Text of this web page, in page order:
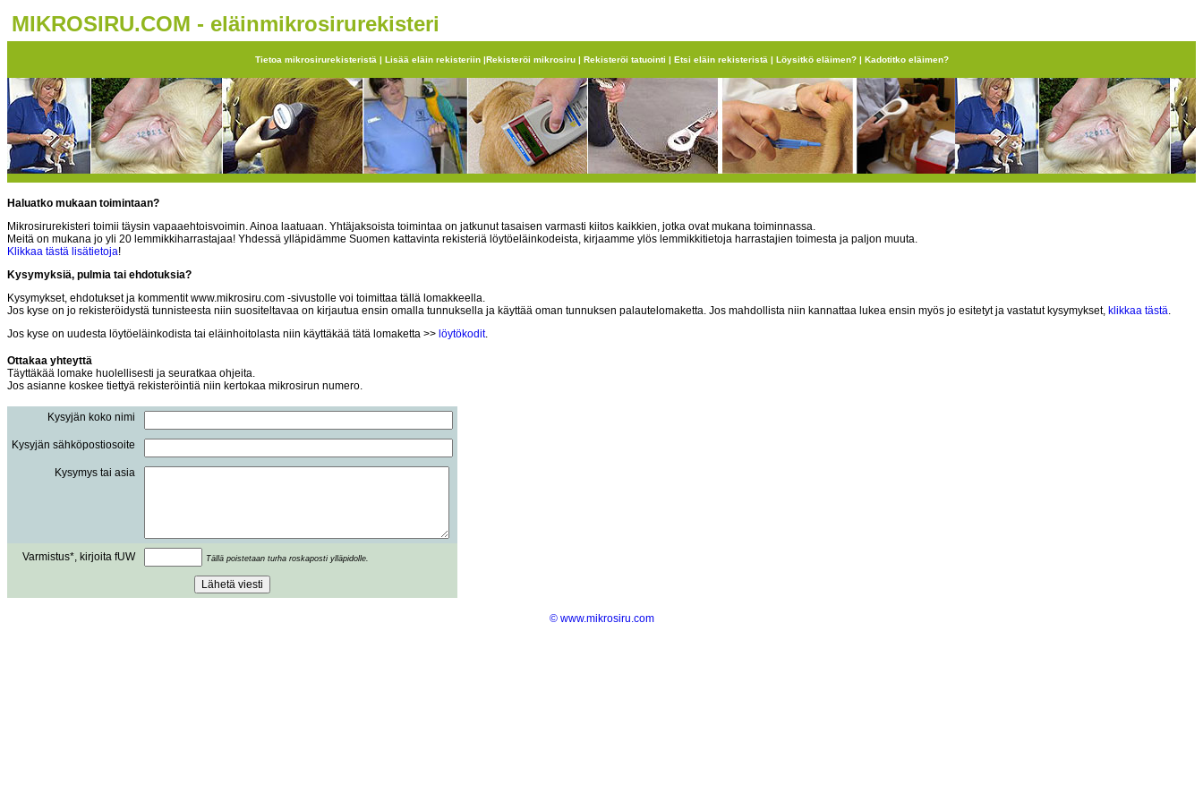
MIKROSIRU.COM - eläinmikrosirurekisteri
Tietoa mikrosirurekisteristä | Lisää eläin rekisteriin|Rekisteröi mikrosiru| Rekisteröi tatuointi | Etsi eläin rekisteristä | Löysitkö eläimen?| Kadotitko eläimen?
Haluatko mukaan toimintaan?
Mikrosirurekisteri toimii täysin vapaaehtoisvoimin. Ainoa laatuaan. Yhtäjaksoista toimintaa on jatkunut tasaisen varmasti kiitos kaikkien, jotka ovat mukana toiminnassa.
Meitä on mukana jo yli 20 lemmikkiharrastajaa! Yhdessä ylläpidämme Suomen kattavinta rekisteriä löytöeläinkodeista, kirjaamme ylös lemmikkitietoja harrastajien toimesta ja paljon muuta.
Klikkaa tästä lisätietoja!
Kysymyksiä, pulmia tai ehdotuksia?
Kysymykset, ehdotukset ja kommentit www.mikrosiru.com -sivustolle voi toimittaa tällä lomakkeella.
Jos kyse on jo rekisteröidystä tunnisteesta niin suositeltavaa on kirjautua ensin omalla tunnuksella ja käyttää oman tunnuksen palautelomaketta. Jos mahdollista niin kannattaa lukea ensin myös jo esitetyt ja vastatut kysymykset, klikkaa tästä.
Jos kyse on uudesta löytöeläinkodista tai eläinhoitolasta niin käyttäkää tätä lomaketta >> löytökodit.
Ottakaa yhteyttä
Täyttäkää lomake huolellisesti ja seuratkaa ohjeita.
Jos asianne koskee tiettyä rekisteröintiä niin kertokaa mikrosirun numero.
Kysyjän koko nimi
Kysyjän sähköpostiosoite
Kysymys tai asia
Varmistus*, kirjoita fUW Tällä poistetaan turha roskaposti ylläpidolle.
© www.mikrosiru.com